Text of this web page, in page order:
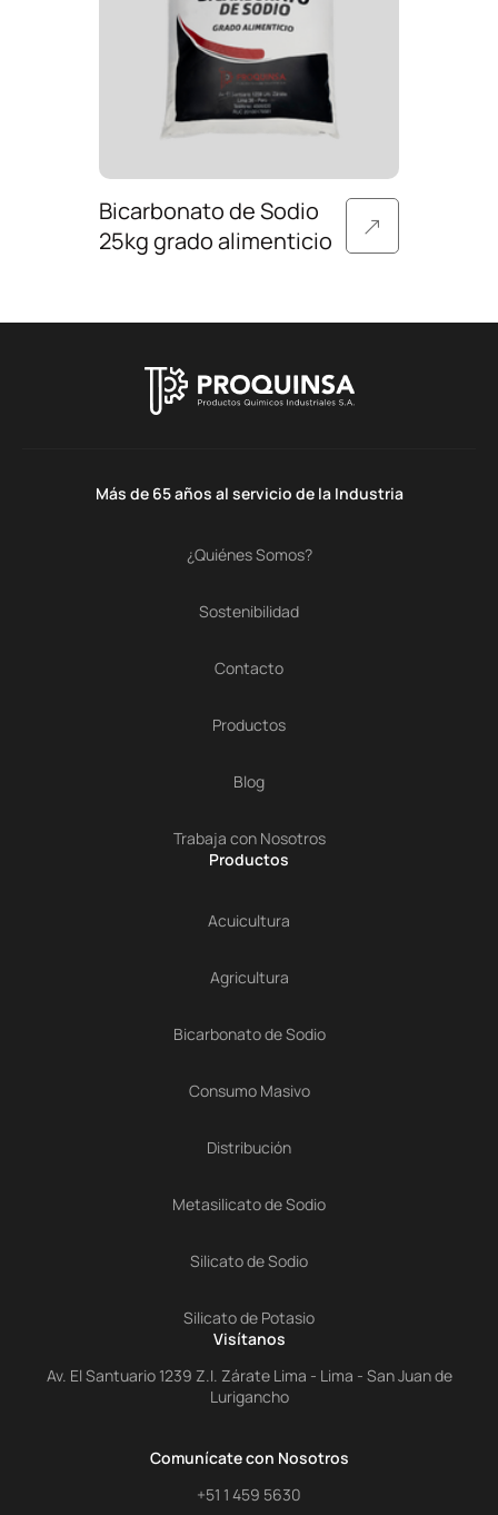
Bicarbonato de Sodio
25kg grado alimenticio
Más de 65 años al servicio de la Industria
¿Quiénes Somos?
Sostenibilidad
Contacto
Productos
Blog
Trabaja con Nosotros
Productos
Acuicultura
Agricultura
Bicarbonato de Sodio
Consumo Masivo
Distribución
Metasilicato de Sodio
Silicato de Sodio
Silicato de Potasio
Visítanos
Av. El Santuario 1239 Z.I. Zárate Lima - Lima - San Juan de
Lurigancho
Comunícate con Nosotros
+51 1 459 5630